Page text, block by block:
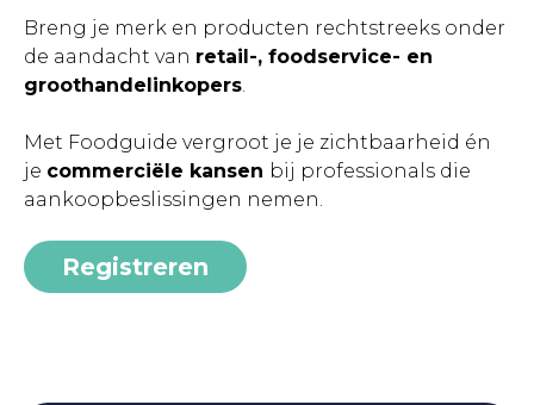
Breng je merk en producten rechtstreeks onder
de aandacht van retail-, foodservice- en
groothandelinkopers.
Met Foodguide vergroot je je zichtbaarheid én
je commerciële kansen bij professionals die
aankoopbeslissingen nemen.
Registreren